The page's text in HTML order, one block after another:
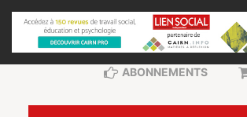
ABONNEMENTS